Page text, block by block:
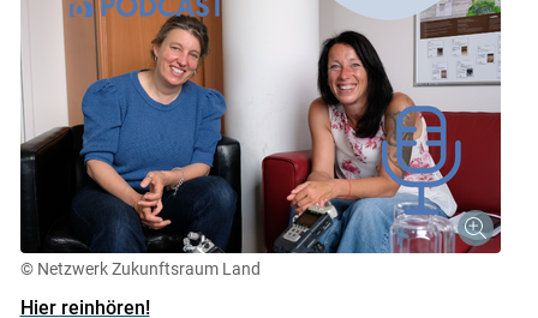
Skip to main content
© Netzwerk Zukunftsraum Land
Hier reinhören!